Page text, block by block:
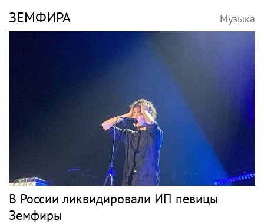
ЗЕМФИРА Музыка
В России ликвидировали ИП певицы
Земфиры